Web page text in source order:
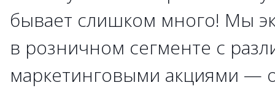
бывает слишком много! Мы
в розничном сегменте с
маркетинговыми акциями —